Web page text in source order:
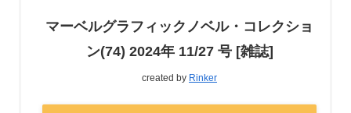
マーベルグラフィックノベル・コレクショ
ン(74) 2024年 11/27 号 [雑誌]
created by Rinker